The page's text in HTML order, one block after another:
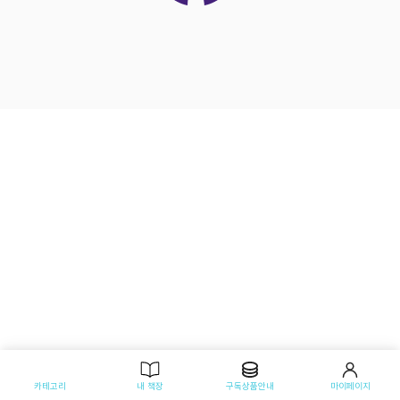
카테고리 내 책장 구독상품안내 마이페이지